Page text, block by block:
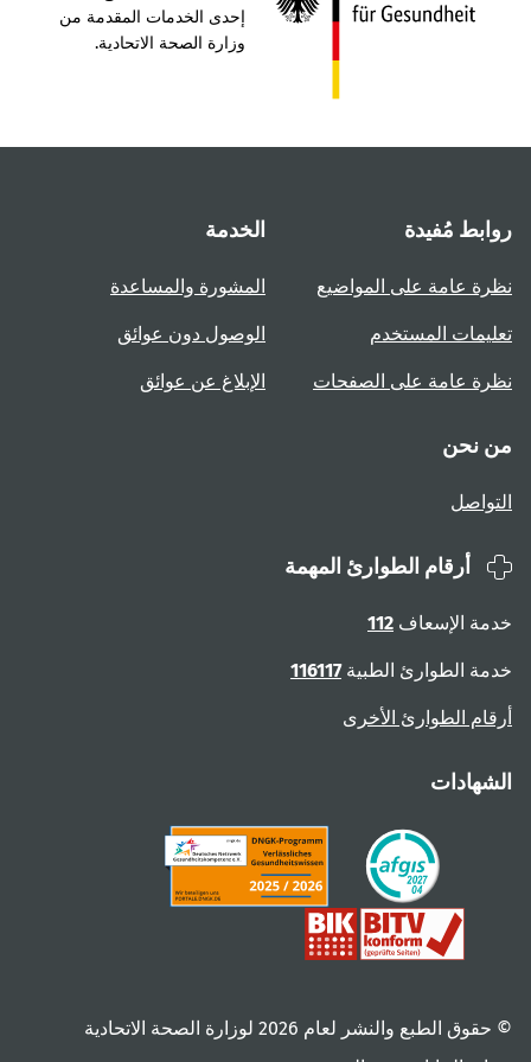
إحدى الخدمات المقدمة من
وزارة الصحة الاتحادية.
روابط مُفيدة
نظرة عامة على المواضيع
تعليمات المستخدم
نظرة عامة على الصفحات
الخدمة
المشورة والمساعدة
الوصول دون عوائق
الإبلاغ عن عوائق
من نحن
التواصل
أرقام الطوارئ المهمة
خدمة الإسعاف 112
خدمة الطوارئ الطبية116117
أرقام الطوارئ الأخرى
الشهادات
© حقوق الطبع والنشر لعام ‎2026 لوزارة الصحة الاتحادية